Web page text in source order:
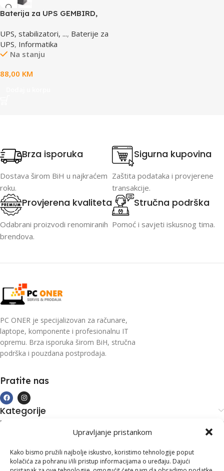
Upravljanje pristankom
Kako bismo pružili najbolje iskustvo, koristimo tehnologije poput
kolačića za pohranu i/ili pristup informacijama o uređaju. Dajući
Baterija za UPS GEMBIRD,
UPS, stabilizatori, ..., Baterije za
UPS, Informatika
Na stanju
88,00 KM
Brza isporuka
Dostava širom BiH u najkraćem
roku.
Sigurna kupovina
Zaštita podataka i provjerene
transakcije.
Provjerena kvaliteta
Odabrani proizvodi renomiranih
brendova.
Stručna podrška
Pomoć i savjeti iskusnog tima.
PC ONER je specijalizovan za računare,
laptope, komponente i profesionalnu IT
opremu. Brza isporuka širom BiH, stručna
podrška i pouzdana postprodaja.
Pratite nas
Kategorije
Kupovina i podrška
Kontakt informacije
Branilaca Bosne, 75 300 Lukavac